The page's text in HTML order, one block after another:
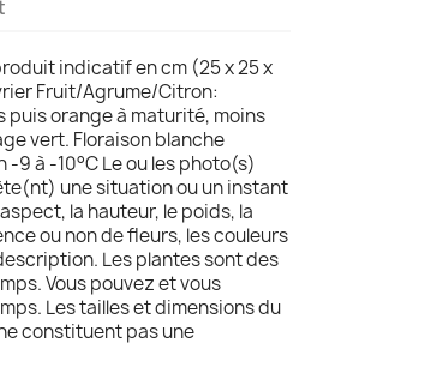
indicatif en cm (25 x 25 x
Fruit/Agrume/Citron:
puis orange à maturité, moins
vert. Floraison blanche
à -10°C Le ou les photo(s)
une situation ou un instant
la hauteur, le poids, la
ou non de fleurs, les couleurs
Les plantes sont des
Vous pouvez et vous
Les tailles et dimensions du
constituent pas une